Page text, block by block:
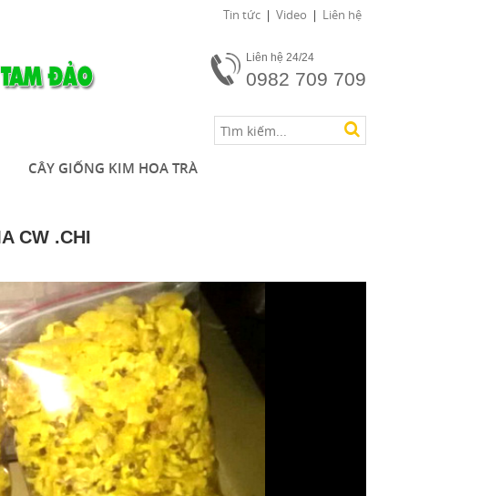
Tin tức Video Liên hệ
Liên hệ 24/24
0982 709 709
CÂY GIỐNG KIM HOA TRÀ
CW .CHI